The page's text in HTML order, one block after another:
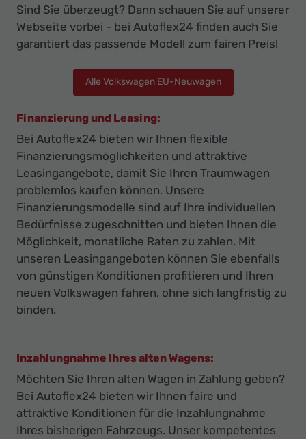
Sind Sie überzeugt? Dann schauen Sie auf unserer
Webseite vorbei - bei Autoflex24 finden auch Sie
garantiert das passende Modell zum fairen Preis!
Alle Volkswagen EU-Neuwagen
Finanzierung und Leasing:
Bei Autoflex24 bieten wir Ihnen flexible
Finanzierungsmöglichkeiten und attraktive
Leasingangebote, damit Sie Ihren Traumwagen
problemlos kaufen können. Unsere
Finanzierungsmodelle sind auf Ihre individuellen
Bedürfnisse zugeschnitten und bieten Ihnen die
Möglichkeit, monatliche Raten zu zahlen. Mit
unseren Leasingangeboten können Sie ebenfalls
von günstigen Konditionen profitieren und Ihren
neuen Volkswagen fahren, ohne sich langfristig zu
binden.
Inzahlungnahme Ihres alten Wagens:
Möchten Sie Ihren alten Wagen in Zahlung geben?
Bei Autoflex24 bieten wir Ihnen faire und
attraktive Konditionen für die Inzahlungnahme
Ihres bisherigen Fahrzeugs. Unser kompetentes